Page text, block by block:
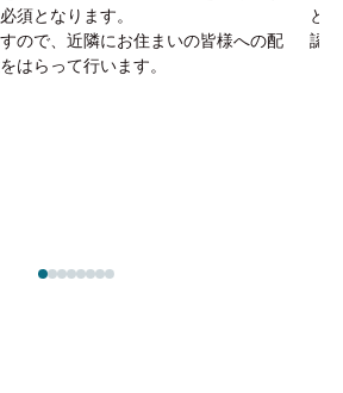
須となります。
ので、近隣にお住まいの皆様への配
はらって行います。
と
認